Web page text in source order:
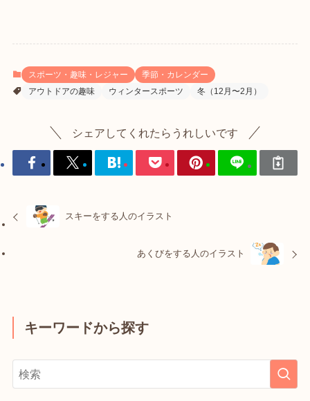
スポーツ・趣味・レジャー
季節・カレンダー
アウトドアの趣味
ウィンタースポーツ 冬（12月〜2月）
シェアしてくれたらうれしいです
スキーをする人のイラスト
あくびをする人のイラスト
キーワードから探す